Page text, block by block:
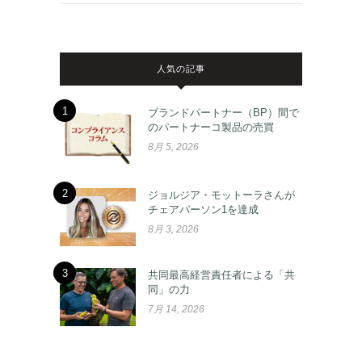
人気の記事
1
ブランドパートナー（BP）間で
のパートナーコ製品の売買
8月 5, 2026
2
ジョルジア・モットーラさんが
チェアパーソン1を達成
8月 3, 2026
3
共同最高経営責任者による「共
同」の力
7月 14, 2026